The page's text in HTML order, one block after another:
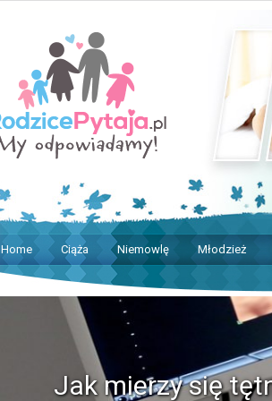
Home Ciąża Niemowlę Młodzież
Jak mierzy się